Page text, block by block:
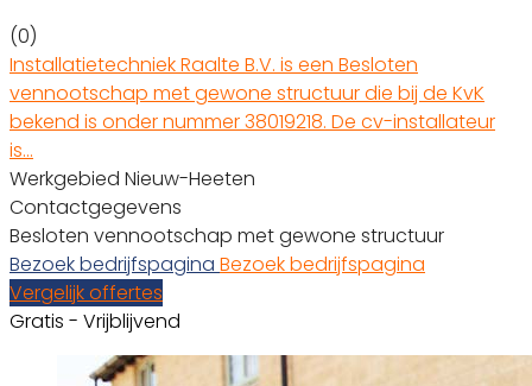
(0)
Installatietechniek Raalte B.V. is een Besloten
vennootschap met gewone structuur die bij de KvK
bekend is onder nummer 38019218. De cv-installateur
is…
Werkgebied Nieuw-Heeten
Contactgegevens
Besloten vennootschap met gewone structuur
Bezoek bedrijfspagina Bezoek bedrijfspagina
Vergelijk offertes
Gratis - Vrijblijvend